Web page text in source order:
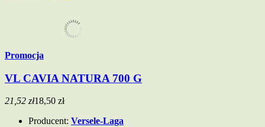
Promocja
VL CAVIA NATURA 700 G
21,52 zł18,50 zł
Producent: Versele-Laga